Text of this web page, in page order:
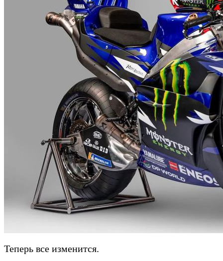
Теперь все изменится.